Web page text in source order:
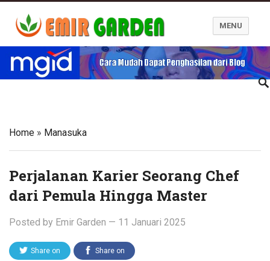
Blog Emir Garden
MENU
Home » Manasuka
Perjalanan Karier Seorang Chef
dari Pemula Hingga Master
Posted by Emir Garden — 11 Januari 2025
Share on Share on